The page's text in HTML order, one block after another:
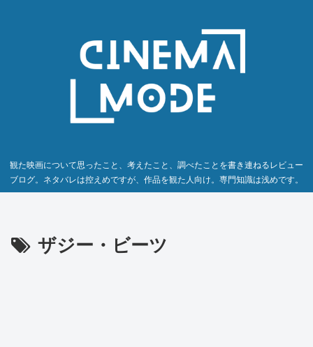
観た映画について思ったこと、考えたこと、調べたことを書き連ねるレビュー
ブログ。ネタバレは控えめですが、作品を観た人向け。専門知識は浅めです。
ザジー・ビーツ